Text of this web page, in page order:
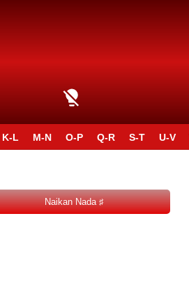
K-L M-N O-P Q-R S-T U-V